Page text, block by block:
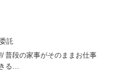
託
普段の家事がそのままお仕事
る…